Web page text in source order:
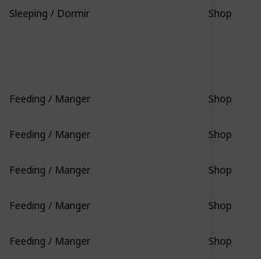
Sleeping / Dormir
Shop
Feeding / Manger Shop
Feeding / Manger Shop
Feeding / Manger Shop
Feeding / Manger Shop
Feeding / Manger
Shop